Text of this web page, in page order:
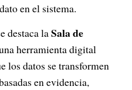
en el sistema.
destaca laSala de
herramienta digital
los datos se transformen
en evidencia,